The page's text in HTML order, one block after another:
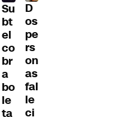
Su
bt
el
co
br
a
bo
le
ta
D
os
pe
rs
on
as
fal
le
ci